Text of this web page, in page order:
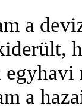
a
a